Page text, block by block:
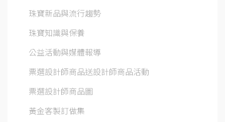
珠寶新品與流行趨勢
珠寶知識與保養
公益活動與媒體報導
票選設計師商品送設計師商品活動
票選設計師商品圖
黃金客製訂做集